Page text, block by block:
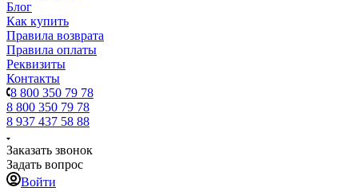
Блог
Как купить
Правила возврата
Правила оплаты
Реквизиты
Контакты
8 800 350 79 78
8 800 350 79 78
8 937 437 58 88
Заказать звонок
Задать вопрос
Войти